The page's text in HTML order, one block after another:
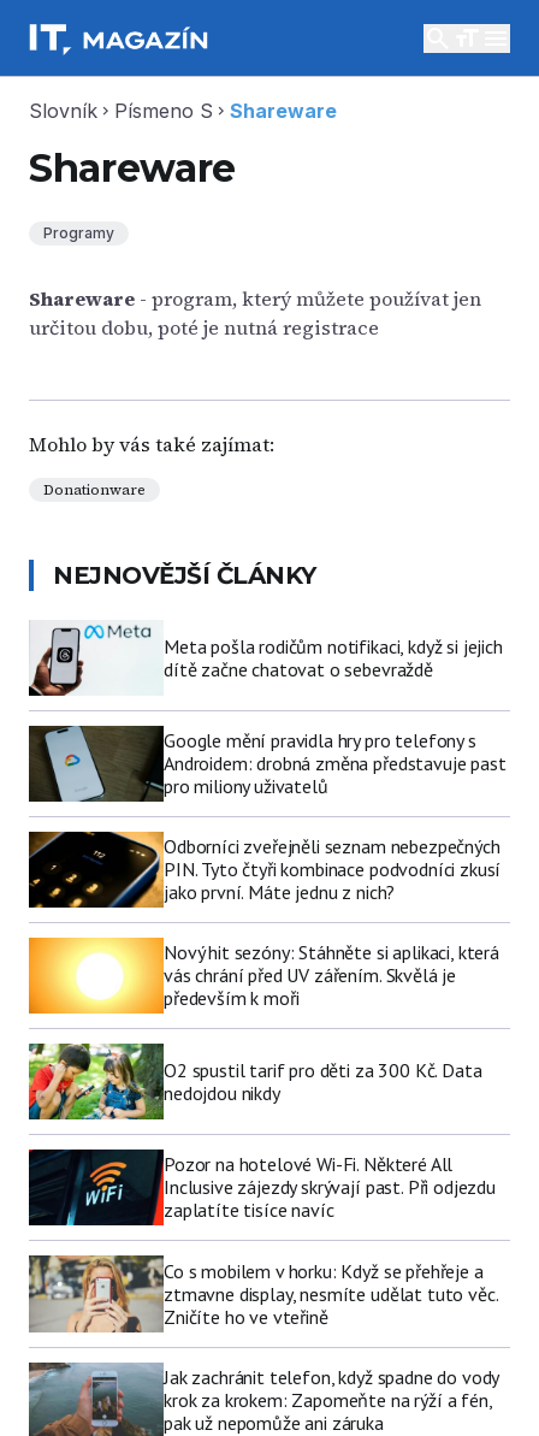
Slovník chevron_right Písmeno S chevron_right Shareware
Shareware
Programy
Shareware - program, který můžete používat jen
určitou dobu, poté je nutná registrace
Mohlo by vás také zajímat:
Donationware
NEJNOVĚJŠÍ ČLÁNKY
Meta pošla rodičům notifikaci, když si jejich
dítě začne chatovat o sebevraždě
Google mění pravidla hry pro telefony s
Androidem: drobná změna představuje past
pro miliony uživatelů
Odborníci zveřejněli seznam nebezpečných
PIN. Tyto čtyři kombinace podvodníci zkusí
jako první. Máte jednu z nich?
Nový hit sezóny: Stáhněte si aplikaci, která
vás chrání před UV zářením. Skvělá je
především k moři
O2 spustil tarif pro děti za 300 Kč. Data
nedojdou nikdy
Pozor na hotelové Wi-Fi. Některé All
Inclusive zájezdy skrývají past. Při odjezdu
zaplatíte tisíce navíc
Co s mobilem v horku: Když se přehřeje a
ztmavne display, nesmíte udělat tuto věc.
Zničíte ho ve vteřině
Jak zachránit telefon, když spadne do vody
krok za krokem: Zapomeňte na rýží a fén,
pak už nepomůže ani záruka